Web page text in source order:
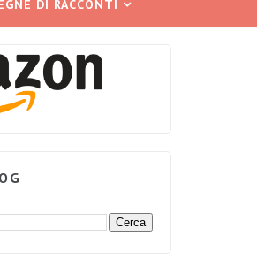
DI RACCONTI